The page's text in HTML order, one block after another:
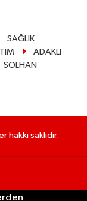
SAĞLIK
ADAKLI
SOLHAN
saklıdır.